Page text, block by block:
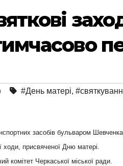
#День матері,
засобів бульваром
ходи, присвяченої Дню матері.
комітет Черкаської міської ради.